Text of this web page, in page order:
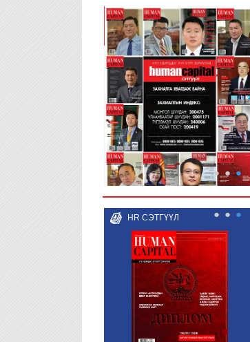
● ● ●
HR СЭТГҮҮЛ ● ● ●